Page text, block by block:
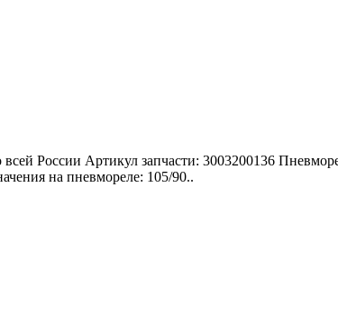
России Артикул запчасти: 3003200136
на пневмореле: 105/90..